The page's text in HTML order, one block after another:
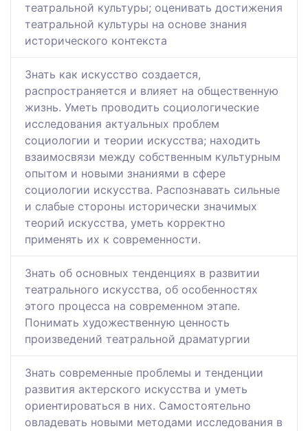
театральной культуры; оценивать достижения
театральной культуры на основе знания
исторического контекста
Знать как искусство создается,
распространяется и влияет на общественную
жизнь. Уметь проводить социологические
исследования актуальных проблем
социологии и теории искусства; находить
взаимосвязи между собственным культурным
опытом и новыми знаниями в сфере
социологии искусства. Распознавать сильные
и слабые стороны исторически значимых
теорий искусства, уметь корректно
применять их к современности.
Знать об основных тенденциях в развитии
театрального искусства, об особенностях
этого процесса на современном этапе.
Понимать художественную ценность
произведений театральной драматургии
Знать современные проблемы и тенденции
развития актерского искусства и уметь
ориентироваться в них. Самостоятельно
овладевать новыми методами исследования в